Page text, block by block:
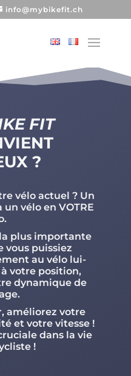
info@mybikefit.ch
FIT
?
vélo actuel ? Un
vélo en VOTRE
plus importante
vous puissiez
au vélo lui-
votre position,
dynamique de
améliorez votre
et votre vitesse !
dans la vie
!